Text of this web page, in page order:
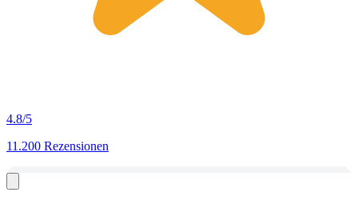
4.8/5
11.200 Rezensionen